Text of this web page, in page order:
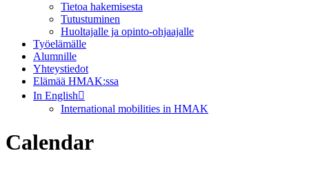
Tietoa hakemisesta
Tutustuminen
Huoltajalle ja opinto-ohjaajalle
Työelämälle
Alumnille
Yhteystiedot
Elämää HMAK:ssa
In English
International mobilities in HMAK
Calendar